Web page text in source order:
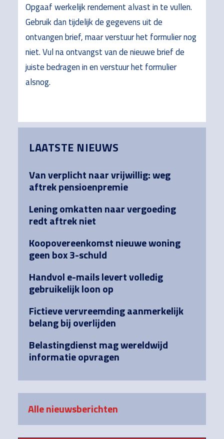
Opgaaf werkelijk rendement alvast in te vullen.
Gebruik dan tijdelijk de gegevens uit de
ontvangen brief, maar verstuur het formulier nog
niet. Vul na ontvangst van de nieuwe brief de
juiste bedragen in en verstuur het formulier
alsnog.
Sidebar
LAATSTE NIEUWS
Van verplicht naar vrijwillig: weg
aftrek pensioenpremie
Lening omkatten naar vergoeding
redt aftrek niet
Koopovereenkomst nieuwe woning
geen box 3-schuld
Handvol e-mails levert volledig
gebruikelijk loon op
Fictieve vervreemding aanmerkelijk
belang bij overlijden
Belastingdienst mag wereldwijd
informatie opvragen
Alle nieuwsberichten